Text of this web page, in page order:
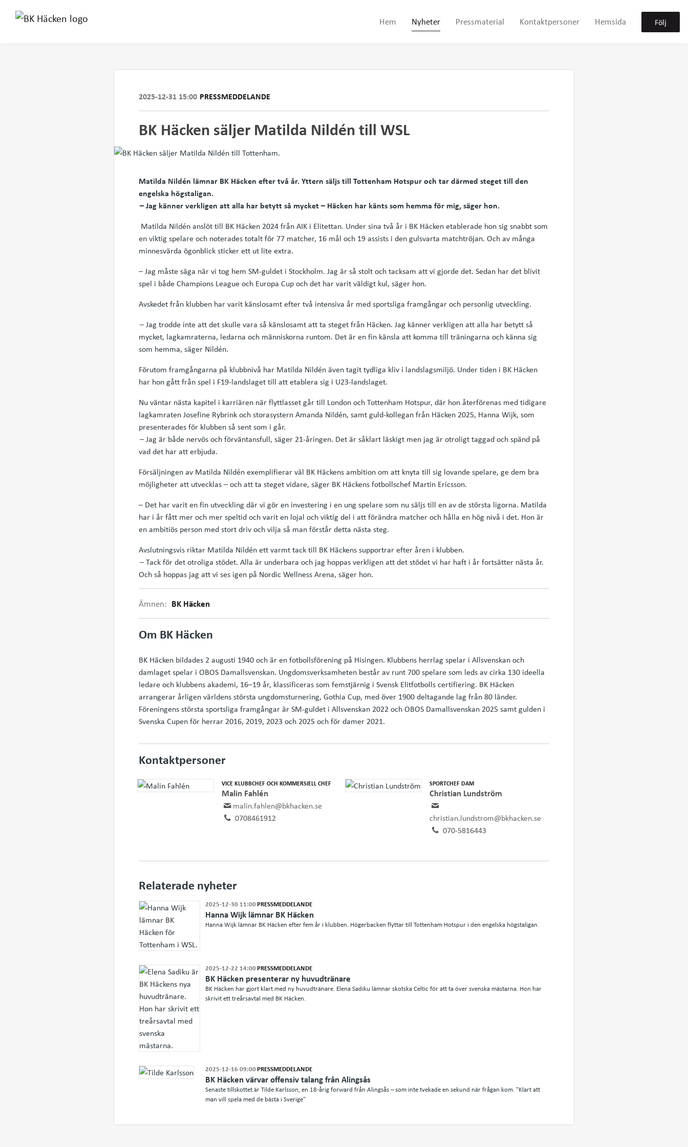
Hem Nyheter Pressmaterial Kontaktpersoner Hemsida Följ
2025-12-31 15:00 PRESSMEDDELANDE
BK Häcken säljer Matilda Nildén till WSL
Matilda Nildén lämnar BK Häcken efter två år. Yttern säljs till Tottenham Hotspur och tar därmed steget till den
engelska högstaligan.
– Jag känner verkligen att alla har betytt så mycket – Häcken har känts som hemma för mig, säger hon.
Matilda Nildén anslöt till BK Häcken 2024 från AIK i Elitettan. Under sina två år i BK Häcken etablerade hon sig snabbt som
en viktig spelare och noterades totalt för 77 matcher, 16 mål och 19 assists i den gulsvarta matchtröjan. Och av många
minnesvärda ögonblick sticker ett ut lite extra.
– Jag måste säga när vi tog hem SM-guldet i Stockholm. Jag är så stolt och tacksam att vi gjorde det. Sedan har det blivit
spel i både Champions League och Europa Cup och det har varit väldigt kul, säger hon.
Avskedet från klubben har varit känslosamt efter två intensiva år med sportsliga framgångar och personlig utveckling.
– Jag trodde inte att det skulle vara så känslosamt att ta steget från Häcken. Jag känner verkligen att alla har betytt så
mycket, lagkamraterna, ledarna och människorna runtom. Det är en fin känsla att komma till träningarna och känna sig
som hemma, säger Nildén.
Förutom framgångarna på klubbnivå har Matilda Nildén även tagit tydliga kliv i landslagsmiljö. Under tiden i BK Häcken
har hon gått från spel i F19-landslaget till att etablera sig i U23-landslaget.
Nu väntar nästa kapitel i karriären när flyttlasset går till London och Tottenham Hotspur, där hon återförenas med tidigare
lagkamraten Josefine Rybrink och storasystern Amanda Nildén, samt guld-kollegan från Häcken 2025, Hanna Wijk, som
presenterades för klubben så sent som i går.
– Jag är både nervös och förväntansfull, säger 21-åringen. Det är såklart läskigt men jag är otroligt taggad och spänd på
vad det har att erbjuda.
Försäljningen av Matilda Nildén exemplifierar väl BK Häckens ambition om att knyta till sig lovande spelare, ge dem bra
möjligheter att utvecklas – och att ta steget vidare, säger BK Häckens fotbollschef Martin Ericsson.
– Det har varit en fin utveckling där vi gör en investering i en ung spelare som nu säljs till en av de största ligorna. Matilda
har i år fått mer och mer speltid och varit en lojal och viktig del i att förändra matcher och hålla en hög nivå i det. Hon är
en ambitiös person med stort driv och vilja så man förstår detta nästa steg.
Avslutningsvis riktar Matilda Nildén ett varmt tack till BK Häckens supportrar efter åren i klubben.
– Tack för det otroliga stödet. Alla är underbara och jag hoppas verkligen att det stödet vi har haft i år fortsätter nästa år.
Och så hoppas jag att vi ses igen på Nordic Wellness Arena, säger hon.
Ämnen: BK Häcken
Om BK Häcken
BK Häcken bildades 2 augusti 1940 och är en fotbollsförening på Hisingen. Klubbens herrlag spelar i Allsvenskan och
damlaget spelar i OBOS Damallsvenskan. Ungdomsverksamheten består av runt 700 spelare som leds av cirka 130 ideella
ledare och klubbens akademi, 16–19 år, klassificeras som femstjärnig i Svensk Elitfotbolls certifiering. BK Häcken
arrangerar årligen världens största ungdomsturnering, Gothia Cup, med över 1900 deltagande lag från 80 länder.
Föreningens största sportsliga framgångar är SM-guldet i Allsvenskan 2022 och OBOS Damallsvenskan 2025 samt gulden i
Svenska Cupen för herrar 2016, 2019, 2023 och 2025 och för damer 2021.
Kontaktpersoner
VICE KLUBBCHEF OCH KOMMERSIELL CHEF
Malin Fahlén
malin.fahlen@bkhacken.se
0708461912
SPORTCHEF DAM
Christian Lundström
christian.lundstrom@bkhacken.se
070-5816443
Relaterade nyheter
2025-12-30 11:00PRESSMEDDELANDE
Hanna Wijk lämnar BK Häcken
Hanna Wijk lämnar BK Häcken efter fem år i klubben. Högerbacken flyttar till Tottenham Hotspur i den engelska högstaligan.
2025-12-22 14:00PRESSMEDDELANDE
BK Häcken presenterar ny huvudtränare
BK Häcken har gjort klart med ny huvudtränare. Elena Sadiku lämnar skotska Celtic för att ta över svenska mästarna. Hon har
skrivit ett treårsavtal med BK Häcken.
2025-12-16 09:00PRESSMEDDELANDE
BK Häcken värvar offensiv talang från Alingsås
Senaste tillskottet är Tilde Karlsson, en 18-årig forward från Alingsås – som inte tvekade en sekund när frågan kom. "Klart att
man vill spela med de bästa i Sverige"